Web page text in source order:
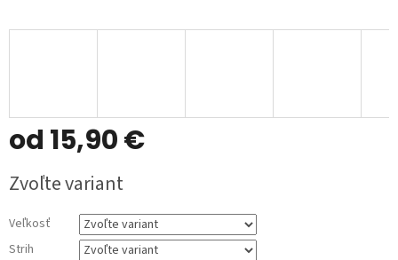
od 15,90 €
cena:
Zvoľte variant
Veľkosť
Strih